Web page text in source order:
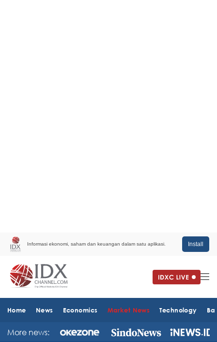
Informasi ekonomi, saham dan keuangan dalam satu aplikasi. Install
Home News Economics Market News Technology
More news: